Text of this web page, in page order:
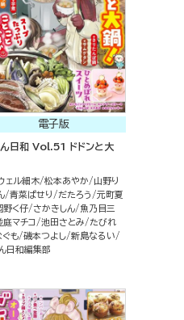
電子版
日和 Vol.51 ドドンと大
ェル細木 松本あやか
山野り
青菜ぱせり だたろう
元町夏
野く仔 さかきしん
魚乃目三
庭マチコ 池田さとみ
たびれ
ぐも 磯本つよし 新島なるい
日和編集部